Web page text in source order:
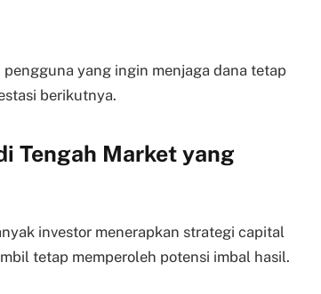
yang ingin menjaga dana tetap
berikutnya.
Tengah Market yang
investor menerapkan strategi capital
tetap memperoleh potensi imbal hasil.